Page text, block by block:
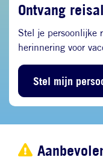
Ontvang
Stel je persoonlijke
herinnering voor
Stel mijn